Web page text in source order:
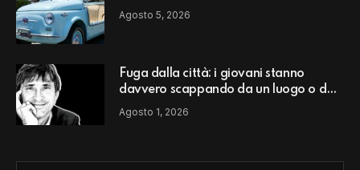
Agosto 5, 2026
Fuga dalla città: i giovani stanno
davvero scappando da un luogo o da
un modello di vita?
Agosto 1, 2026